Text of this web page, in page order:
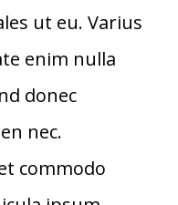
ut eu. Varius
enim nulla
donec
nec.
commodo